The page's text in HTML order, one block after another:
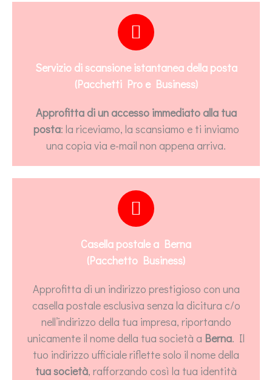
Servizio di scansione istantanea della posta
(Pacchetti Pro e Business)
Approfitta di un accesso immediato alla tua
posta: la riceviamo, la scansiamo e ti inviamo
una copia via e-mail non appena arriva.
Casella postale a Berna
(Pacchetto Business)
Approfitta di un indirizzo prestigioso con una
casella postale esclusiva senza la dicitura c/o
nell’indirizzo della tua impresa, riportando
unicamente il nome della tua società a Berna. Il
tuo indirizzo ufficiale riflette solo il nome della
tua società, rafforzando così la tua identità